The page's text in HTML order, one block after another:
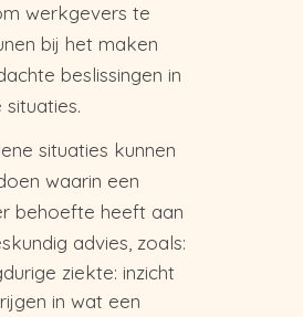
werkgevers te
bij het maken
beslissingen in
situaties kunnen
waarin een
behoefte heeft aan
advies, zoals:
ziekte: inzicht
in wat een